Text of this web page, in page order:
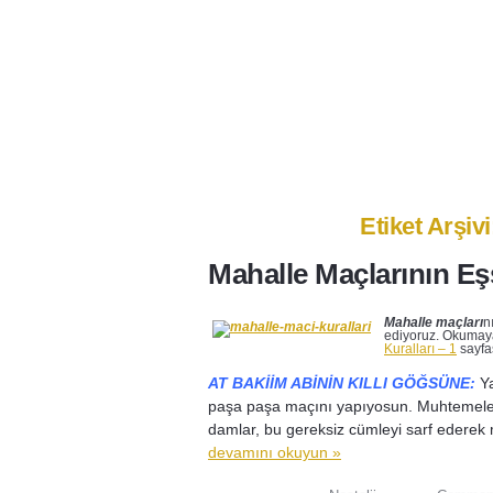
Etiket
Mahalle Maçlarının
Mahalle maçları
ediyoruz.
Kuralları – 1
AT BAKİİM ABİNİN KILLI GÖĞSÜNE:
paşa paşa maçını yapıyosun.
damlar, bu gereksiz cümleyi sarf ederek
devamını okuyun »